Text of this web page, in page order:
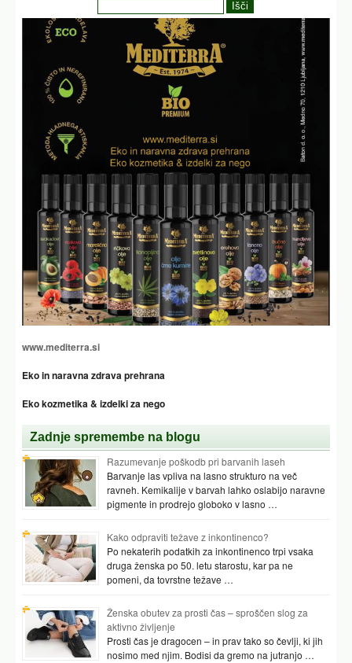
www.mediterra.si
Eko in naravna zdrava prehrana
Eko kozmetika & izdelki za nego
Zadnje spremembe na blogu
Razumevanje poškodb pri barvanih laseh
Barvanje las vpliva na lasno strukturo na več
ravneh. Kemikalije v barvah lahko oslabijo naravne
pigmente in prodrejo globoko v lasno …
Kako odpraviti težave z inkontinenco?
Po nekaterih podatkih za inkontinenco trpi vsaka
druga ženska po 50. letu starostu, kar pa ne
pomeni, da tovrstne težave …
Ženska obutev za prosti čas – sproščen slog za
aktivno življenje
Prosti čas je dragocen – in prav tako so čevlji, ki jih
nosimo med njim. Bodisi da gremo na jutranjo …